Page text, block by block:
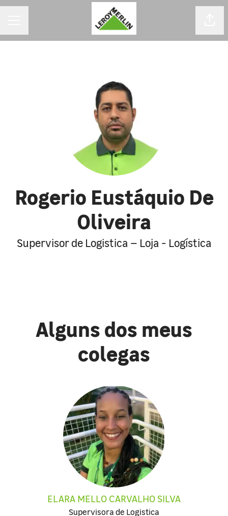
Rogerio Eustáquio De
Oliveira
Supervisor de Logistica – Loja - Logística
Alguns dos meus
colegas
ELARA MELLO CARVALHO SILVA
Supervisora de Logistica